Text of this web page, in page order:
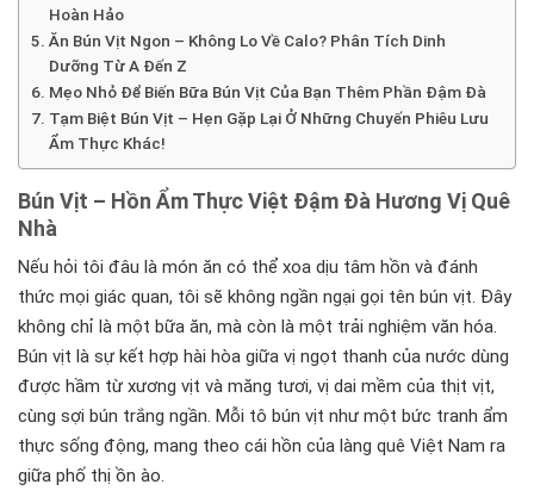
Hoàn Hảo
Ăn Bún Vịt Ngon – Không Lo Về Calo? Phân Tích Dinh
Dưỡng Từ A Đến Z
Mẹo Nhỏ Để Biến Bữa Bún Vịt Của Bạn Thêm Phần Đậm Đà
Tạm Biệt Bún Vịt – Hẹn Gặp Lại Ở Những Chuyến Phiêu Lưu
Ẩm Thực Khác!
Bún Vịt – Hồn Ẩm Thực Việt Đậm Đà Hương Vị Quê
Nhà
Nếu hỏi tôi đâu là món ăn có thể xoa dịu tâm hồn và đánh
thức mọi giác quan, tôi sẽ không ngần ngại gọi tên bún vịt. Đây
không chỉ là một bữa ăn, mà còn là một trải nghiệm văn hóa.
Bún vịt là sự kết hợp hài hòa giữa vị ngọt thanh của nước dùng
được hầm từ xương vịt và măng tươi, vị dai mềm của thịt vịt,
cùng sợi bún trắng ngần. Mỗi tô bún vịt như một bức tranh ẩm
thực sống động, mang theo cái hồn của làng quê Việt Nam ra
giữa phố thị ồn ào.